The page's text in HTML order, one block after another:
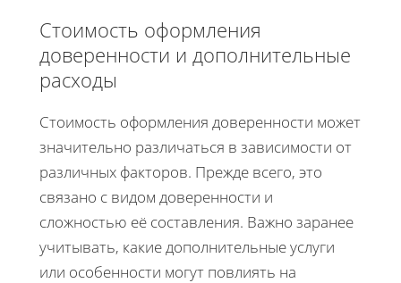
Стоимость оформления
доверенности и дополнительные
расходы
Стоимость оформления доверенности может
значительно различаться в зависимости от
различных факторов. Прежде всего, это
связано с видом доверенности и
сложностью её составления. Важно заранее
учитывать, какие дополнительные услуги
или особенности могут повлиять на